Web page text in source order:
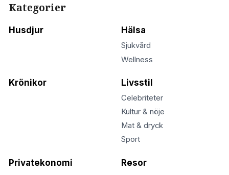
Kategorier
Husdjur Hälsa
Sjukvård
Wellness
Krönikor Livsstil
Celebriteter
Kultur & nöje
Mat & dryck
Sport
Privatekonomi Resor